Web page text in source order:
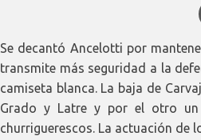
Se decantó Ancelotti por
transmite más seguridad a la
camiseta blanca. La baja de
Grado y Latre y por el otro un
churriguerescos. La actuación de